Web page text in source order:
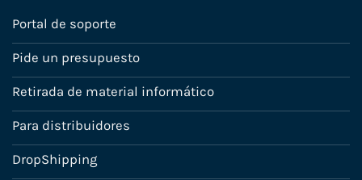
Portal de soporte
Pide un presupuesto
Retirada de material informático
Para distribuidores
DropShipping